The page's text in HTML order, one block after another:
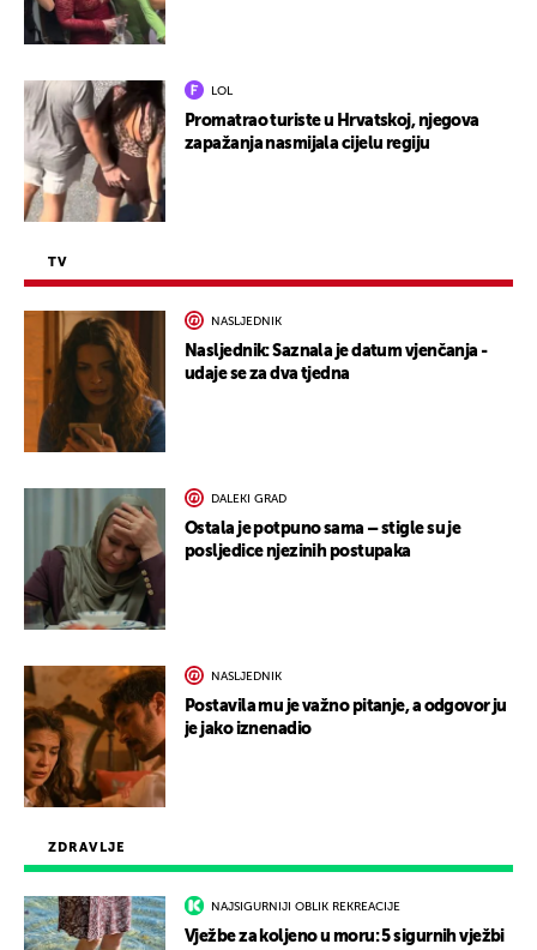
ZDRAVLJE
NAJSIGURNIJI OBLIK REKREACIJE
Vježbe za koljeno u moru: 5 sigurnih vježbi
LOL
Promatrao turiste u Hrvatskoj, njegova
zapažanja nasmijala cijelu regiju
TV
NASLJEDNIK
Nasljednik: Saznala je datum vjenčanja -
udaje se za dva tjedna
DALEKI GRAD
Ostala je potpuno sama – stigle su je
posljedice njezinih postupaka
NASLJEDNIK
Postavila mu je važno pitanje, a odgovor ju
je jako iznenadio